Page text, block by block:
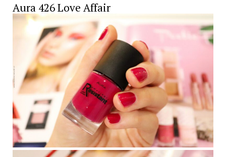
Aura 426 Love Affair